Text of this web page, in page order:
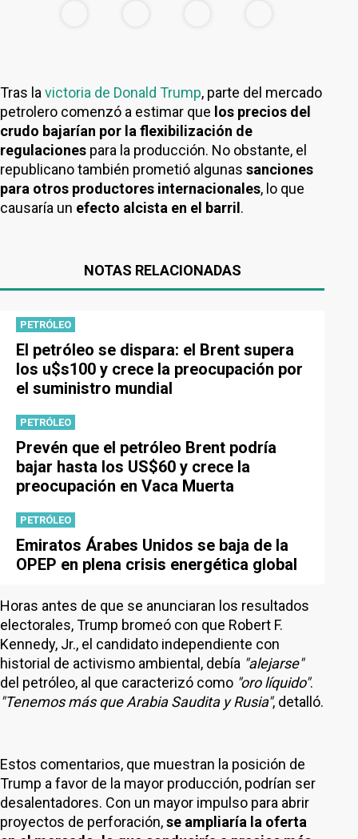
Tras la victoria de Donald Trump, parte del mercado
petrolero comenzó a estimar que los precios del
crudo bajarían por la flexibilización de
regulaciones para la producción. No obstante, el
republicano también prometió algunas sanciones
para otros productores internacionales, lo que
causaría un efecto alcista en el barril .
NOTAS RELACIONADAS
PETRÓLEO
El petróleo se dispara: el Brent supera
los u$s100 y crece la preocupación por
el suministro mundial
PETRÓLEO
Prevén que el petróleo Brent podría
bajar hasta los US$60 y crece la
preocupación en Vaca Muerta
PETRÓLEO
Emiratos Árabes Unidos se baja de la
OPEP en plena crisis energética global
Horas antes de que se anunciaran los resultados
electorales, Trump bromeó con que Robert F.
Kennedy, Jr., el candidato independiente con
historial de activismo ambiental, debía "alejarse"
del petróleo, al que caracterizó como "oro líquido".
"Tenemos más que Arabia Saudita y Rusia", detalló.
Estos comentarios, que muestran la posición de
Trump a favor de la mayor producción, podrían ser
desalentadores. Con un mayor impulso para abrir
proyectos de perforación,se ampliaría la oferta